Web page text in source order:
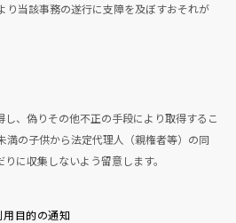
り当該事務の遂行に支障を及ぼすおそれが
、偽りその他不正の手段により取得するこ
満の子供から法定代理人（親権者等）の同
に収集しないよう留意します。
目的の通知